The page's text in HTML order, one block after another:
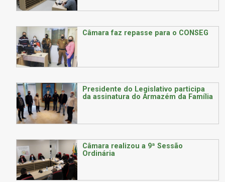
Câmara faz repasse para o CONSEG
Presidente do Legislativo participa
da assinatura do Armazém da Família
Câmara realizou a 9ª Sessão
Ordinária